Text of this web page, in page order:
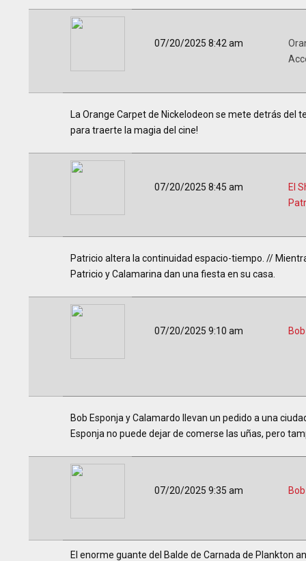
07/20/2025 8:42 am
La Orange Carpet de Nickelodeon se mete detrás del
para traerte la magia del cine!
07/20/2025 8:45 am
El
Patricio altera la continuidad espacio-tiempo. //
Patricio y Calamarina dan una fiesta en su casa.
07/20/2025 9:10 am
Bob Esponja y Calamardo llevan un pedido a una
Esponja no puede dejar de comerse las uñas, pero
07/20/2025 9:35 am
El enorme guante del Balde de Carnada de Plankton